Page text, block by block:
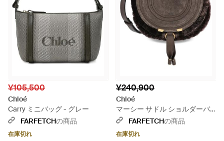
¥105,500
Chloé
Carry ミニバッグ - グレー
FARFETCHの商品
在庫切れ
¥240,900
Chloé
マーシー サドル ショルダーバ
ッグ S - グレー
FARFETCHの商品
在庫切れ